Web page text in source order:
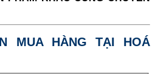
MUA HÀNG TẠI HOÁ